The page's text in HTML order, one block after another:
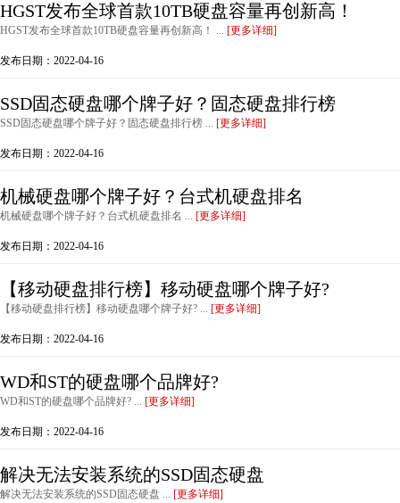
HGST发布全球首款10TB硬盘容量再创新高！
HGST发布全球首款10TB硬盘容量再创新高！ ... [更多详细]
发布日期：2022-04-16
SSD固态硬盘哪个牌子好？固态硬盘排行榜
SSD固态硬盘哪个牌子好？固态硬盘排行榜 ... [更多详细]
发布日期：2022-04-16
机械硬盘哪个牌子好？台式机硬盘排名
机械硬盘哪个牌子好？台式机硬盘排名 ... [更多详细]
发布日期：2022-04-16
【移动硬盘排行榜】移动硬盘哪个牌子好?
【移动硬盘排行榜】移动硬盘哪个牌子好? ... [更多详细]
发布日期：2022-04-16
WD和ST的硬盘哪个品牌好?
WD和ST的硬盘哪个品牌好? ... [更多详细]
发布日期：2022-04-16
解决无法安装系统的SSD固态硬盘
解决无法安装系统的SSD固态硬盘 ... [更多详细]